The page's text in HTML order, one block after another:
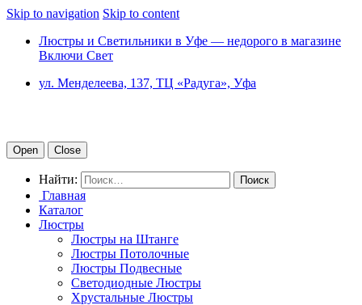
Skip to navigation Skip to content
Люстры и Светильники в Уфе — недорого в магазине
Включи Свет
ул. Менделеева, 137, ТЦ «Радуга», Уфа
Open Close
Найти:
Главная
Каталог
Люстры
Люстры на Штанге
Люстры Потолочные
Люстры Подвесные
Светодиодные Люстры
Хрустальные Люстры